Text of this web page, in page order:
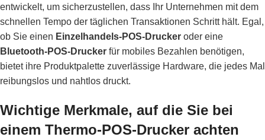
entwickelt, um sicherzustellen, dass Ihr Unternehmen mit dem
schnellen Tempo der täglichen Transaktionen Schritt hält. Egal,
ob Sie einen Einzelhandels-POS-Drucker oder eine
Bluetooth-POS-Drucker für mobiles Bezahlen benötigen,
bietet ihre Produktpalette zuverlässige Hardware, die jedes Mal
reibungslos und nahtlos druckt.
Wichtige Merkmale, auf die Sie bei
einem Thermo-POS-Drucker achten